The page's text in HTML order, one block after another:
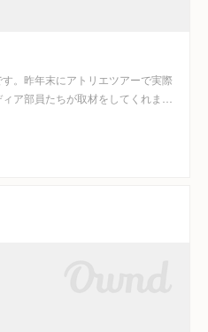
。昨年末にアトリエツアーで実際
ア部員たちが取材をしてくれま…